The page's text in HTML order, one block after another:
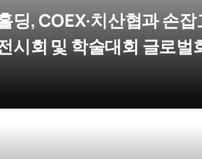
딩, COEX·치산협과 손잡
시회 및 학술대회 글로벌